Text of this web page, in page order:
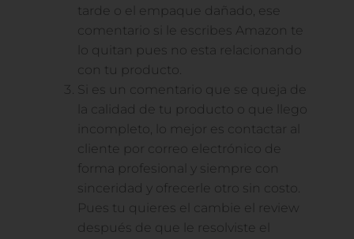
tarde o el empaque dañado, ese
comentario si le escribes Amazon te
lo quitan pues no esta relacionando
con tu producto.
Si es un comentario que se queja de
la calidad de tu producto o que llego
incompleto, lo mejor es contactar al
cliente por correo electrónico de
forma profesional y siempre con
sinceridad y ofrecerle otro sin costo.
Pues tu quieres el cambie el review
después de que le resolviste el